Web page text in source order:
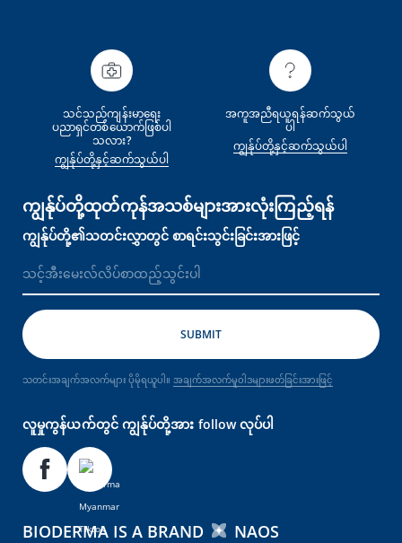
သင်သည်ကျန်းမာရေး
ပညာရှင်တစ်‌ယောက်ဖြစ်ပါ
သလား?
ကျွန်ုပ်တို့နှင့်ဆက်သွယ်ပါ
အကူအညီရယူရန်ဆက်သွယ်
ပါ
ကျွန်ုပ်တို့နှင့်ဆက်သွယ်ပါ
ကျွန်ုပ်တို့ထုတ်ကုန်အသစ်များအားလုံးကြည့်ရန်
ကျွန်ုပ်တို့၏သတင်းလွှာတွင် စာရင်းသွင်းခြင်းအားဖြင့်
သတင်းအချက်အလက်များ ပိုမိုရယူပါ။ အချက်အလက်မူဝါဒများဖတ်ခြင်းအားဖြင့်
လူမှုကွန်ယက်တွင် ကျွန်ုပ်တို့အား follow လုပ်ပါ
BIODERMA IS A BRAND NAOS